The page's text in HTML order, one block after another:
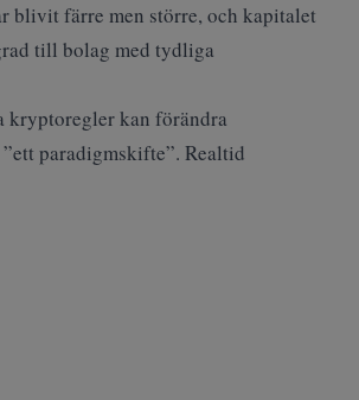
blivit färre men större, och kapitalet
till bolag med tydliga
kryptoregler kan förändra
paradigmskifte”. Realtid